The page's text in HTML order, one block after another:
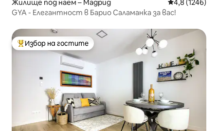
Жилище под наем – Мадрид Средна
4,8 (1246)
GYA - Елегантност в Барио Саламанка за вас!
Най-популярен избор на гостите
Избор на гостите